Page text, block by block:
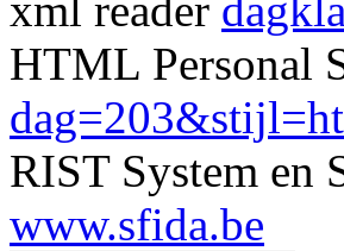
HTML Personal
RIST System en
www.sfida.be